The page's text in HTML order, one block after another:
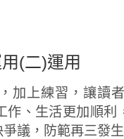
(二)運用
加上練習，讓讀
作、生活更加順
議，防範再三發